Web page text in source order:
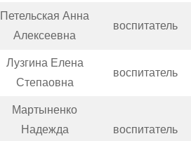
Петельская Анна
Алексеевна
воспитатель
Лузгина Елена
Степаовна
воспитатель
Мартыненко
Надежда
воспитатель